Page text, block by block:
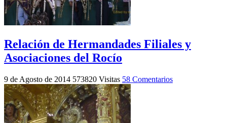
Relación de Hermandades Filiales y
Asociaciones del Rocío
9 de Agosto de 2014 573820 Visitas 58 Comentarios